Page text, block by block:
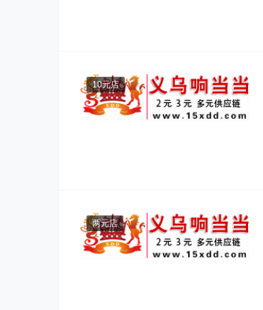
10元店
两元店